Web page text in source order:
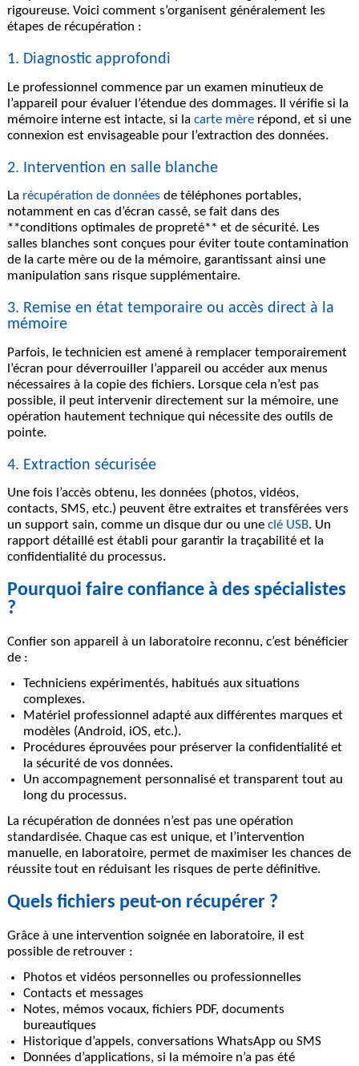
rigoureuse. Voici comment s’organisent généralement les
étapes de récupération :
1. Diagnostic approfondi
Le professionnel commence par un examen minutieux de
l’appareil pour évaluer l’étendue des dommages. Il vérifie si la
mémoire interne est intacte, si lacarte mère répond, et si une
connexion est envisageable pour l’extraction des données.
2. Intervention en salle blanche
La récupération de données de téléphones portables,
notamment en cas d’écran cassé, se fait dans des
**conditions optimales de propreté** et de sécurité. Les
salles blanches sont conçues pour éviter toute contamination
de la carte mère ou de la mémoire, garantissant ainsi une
manipulation sans risque supplémentaire.
3. Remise en état temporaire ou accès direct à la
mémoire
Parfois, le technicien est amené à remplacer temporairement
l’écran pour déverrouiller l’appareil ou accéder aux menus
nécessaires à la copie des fichiers. Lorsque cela n’est pas
possible, il peut intervenir directement sur la mémoire, une
opération hautement technique qui nécessite des outils de
pointe.
4. Extraction sécurisée
Une fois l’accès obtenu, les données (photos, vidéos,
contacts, SMS, etc.) peuvent être extraites et transférées vers
un support sain, comme un disque dur ou uneclé USB. Un
rapport détaillé est établi pour garantir la traçabilité et la
confidentialité du processus.
Pourquoi faire confiance à des spécialistes
?
Confier son appareil à un laboratoire reconnu, c’est bénéficier
de :
Techniciens expérimentés, habitués aux situations
complexes.
Matériel professionnel adapté aux différentes marques et
modèles (Android, iOS, etc.).
Procédures éprouvées pour préserver la confidentialité et
la sécurité de vos données.
Un accompagnement personnalisé et transparent tout au
long du processus.
La récupération de données n’est pas une opération
standardisée. Chaque cas est unique, et l’intervention
manuelle, en laboratoire, permet de maximiser les chances de
réussite tout en réduisant les risques de perte définitive.
Quels fichiers peut-on récupérer ?
Grâce à une intervention soignée en laboratoire, il est
possible de retrouver :
Photos et vidéos personnelles ou professionnelles
Contacts et messages
Notes, mémos vocaux, fichiers PDF, documents
bureautiques
Historique d’appels, conversations WhatsApp ou SMS
Données d’applications, si la mémoire n’a pas été